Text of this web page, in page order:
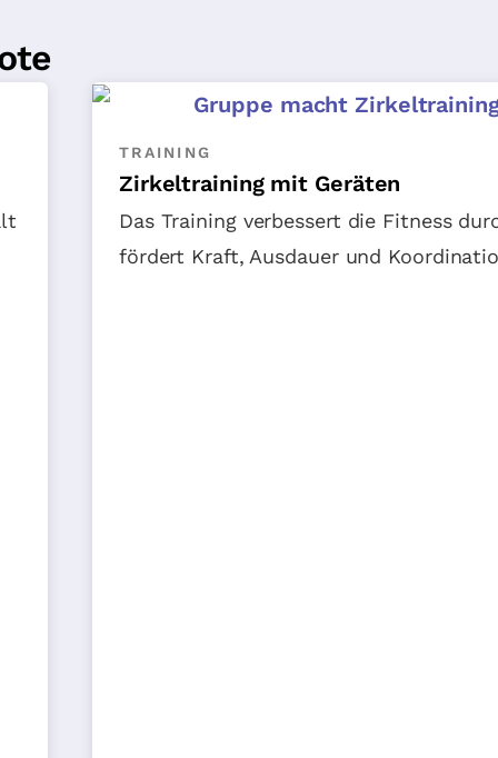
TRAINING
Zirkeltraining mit Geräten
Das Training verbessert die Fitness
fördert Kraft, Ausdauer und